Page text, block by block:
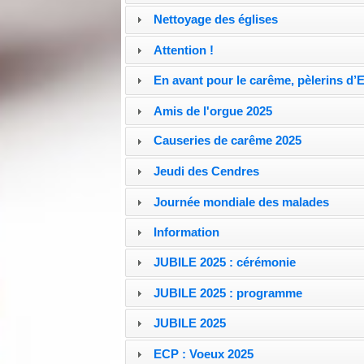
Nettoyage des églises
Attention !
En avant pour le carême, pèlerins
Amis de l'orgue 2025
Causeries de carême 2025
Jeudi des Cendres
Journée mondiale des malades
Information
JUBILE 2025 : cérémonie
JUBILE 2025 : programme
JUBILE 2025
ECP : Voeux 2025